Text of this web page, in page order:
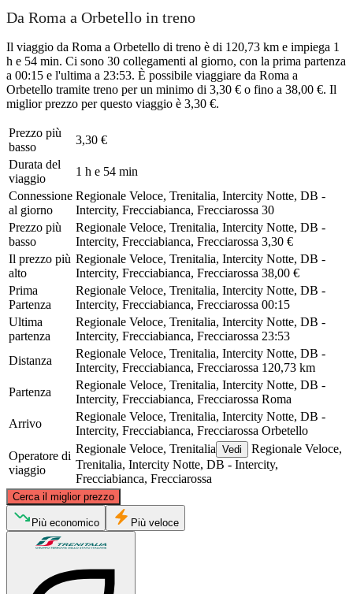
Da Roma a Orbetello in treno
Il viaggio da Roma a Orbetello di treno è di 120,73 km e impiega 1
h e 54 min. Ci sono 30 collegamenti al giorno, con la prima partenza
a 00:15 e l'ultima a 23:53. È possibile viaggiare da Roma a
Orbetello tramite treno per un minimo di 3,30 € o fino a 38,00 €. Il
miglior prezzo per questo viaggio è 3,30 €.
Prezzo più
basso
3,30 €
Durata del
viaggio
1 h e 54 min
Connessione
al giorno
Regionale Veloce, Trenitalia, Intercity Notte, DB -
Intercity, Frecciabianca, Frecciarossa 30
Prezzo più
basso
Regionale Veloce, Trenitalia, Intercity Notte, DB -
Intercity, Frecciabianca, Frecciarossa 3,30 €
Il prezzo più
alto
Regionale Veloce, Trenitalia, Intercity Notte, DB -
Intercity, Frecciabianca, Frecciarossa 38,00 €
Prima
Partenza
Regionale Veloce, Trenitalia, Intercity Notte, DB -
Intercity, Frecciabianca, Frecciarossa 00:15
Ultima
partenza
Regionale Veloce, Trenitalia, Intercity Notte, DB -
Intercity, Frecciabianca, Frecciarossa 23:53
Distanza
Regionale Veloce, Trenitalia, Intercity Notte, DB -
Intercity, Frecciabianca, Frecciarossa 120,73 km
Partenza
Regionale Veloce, Trenitalia, Intercity Notte, DB -
Intercity, Frecciabianca, Frecciarossa Roma
Arrivo
Regionale Veloce, Trenitalia, Intercity Notte, DB -
Intercity, Frecciabianca, Frecciarossa Orbetello
Operatore di
viaggio
Regionale Veloce, Trenitalia Vedi
Regionale Veloce,
Trenitalia, Intercity Notte, DB - Intercity,
Frecciabianca, Frecciarossa
Cerca il miglior prezzo
Orbetello
©CARTO
Più economico Più veloce